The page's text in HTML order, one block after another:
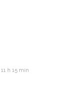
h 15 min